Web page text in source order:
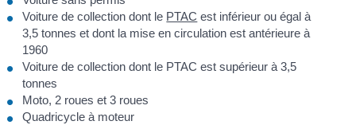
Voiture de collection dont le PTAC est inférieur ou égal à
3,5 tonnes et dont la mise en circulation est antérieure à
1960
Voiture de collection dont le PTAC est supérieur à 3,5
tonnes
Moto, 2 roues et 3 roues
Quadricycle à moteur